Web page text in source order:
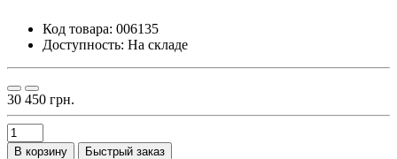
Код товара: 006135
Доступность: На складе
30 450 грн.
В корзину Быстрый заказ